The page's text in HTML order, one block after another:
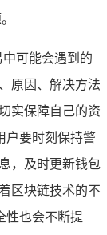
可能会遇到的
原因、解决方法
实保障自己的资
户要时刻保持警
，及时更新钱包
区块链技术的不
性也会不断提